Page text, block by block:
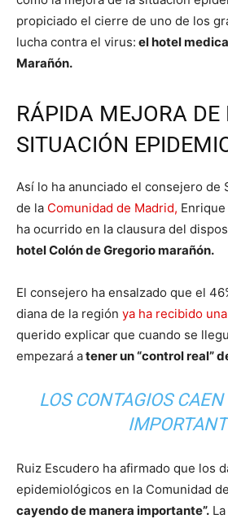
propiciado el cierre de uno de los
lucha contra el virus: el hotel
Marañón.
RÁPIDA MEJORA DE
SITUACIÓN
Así lo ha anunciado el consejero de
de la Comunidad de Madrid,
ha ocurrido en la clausura del
hotel Colón de Gregorio marañón.
El consejero ha ensalzado que el
diana de la región ya ha recibido
querido explicar que cuando se
empezará atener un “control real”
LOS CONTAGIOS
Ruiz Escudero ha afirmado que los
epidemiológicos en la Comunidad de
cayendo de manera importante”.